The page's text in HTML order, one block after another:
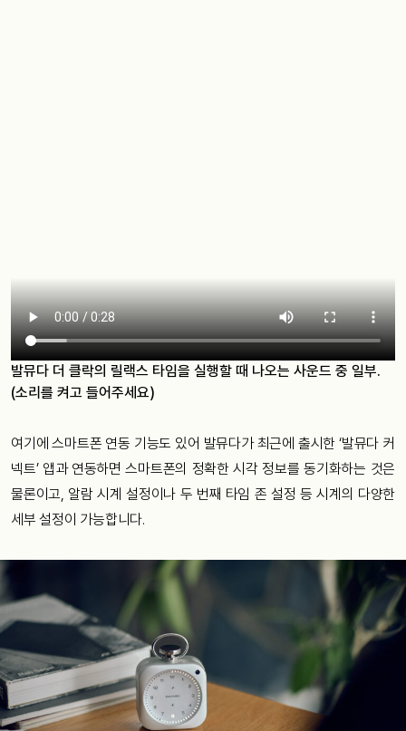
발뮤다 더 클락의 릴랙스 타임을 실행할 때 나오는 사운드 중 일부.
(소리를 켜고 들어주세요)
여기에 스마트폰 연동 기능도 있어 발뮤다가 최근에 출시한 ‘발뮤다 커
넥트’ 앱과 연동하면 스마트폰의 정확한 시각 정보를 동기화하는 것은
물론이고, 알람 시계 설정이나 두 번째 타임 존 설정 등 시계의 다양한
세부 설정이 가능합니다.